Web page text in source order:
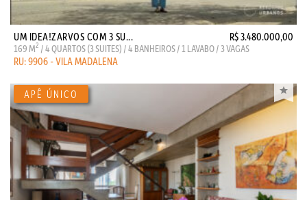
UM IDEA!ZARVOS COM 3 SU... R$ 3.480.000,00
169 M2 / 4 QUARTOS (3 SUITES) / 4 BANHEIROS / 1 LAVABO / 3 VAGAS
RU: 9906 - VILA MADALENA